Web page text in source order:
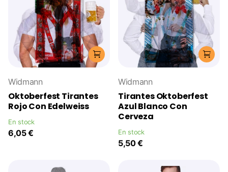
Widmann
Oktoberfest Tirantes
Rojo Con Edelweiss
En stock
6,05 €
Widmann
Tirantes Oktoberfest
Azul Blanco Con
Cerveza
En stock
5,50 €